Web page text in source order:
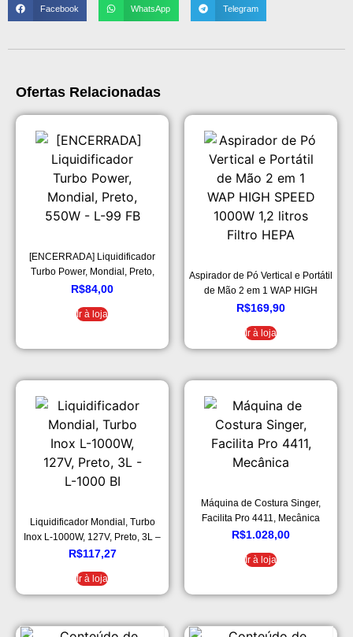
Facebook WhatsApp Telegram
Ofertas Relacionadas
[ENCERRADA] Liquidificador
Turbo Power, Mondial, Preto,
550W – L-99 FB
R$84,00
Ir à loja
Aspirador de Pó Vertical e Portátil
de Mão 2 em 1 WAP HIGH
SPEED 1000W 1,2 litros Filtro
R$169,90
Ir à loja
Liquidificador Mondial, Turbo
Inox L-1000W, 127V, Preto, 3L –
L-1000 BI
R$117,27
Ir à loja
Máquina de Costura Singer,
Facilita Pro 4411, Mecânica
R$1.028,00
Ir à loja